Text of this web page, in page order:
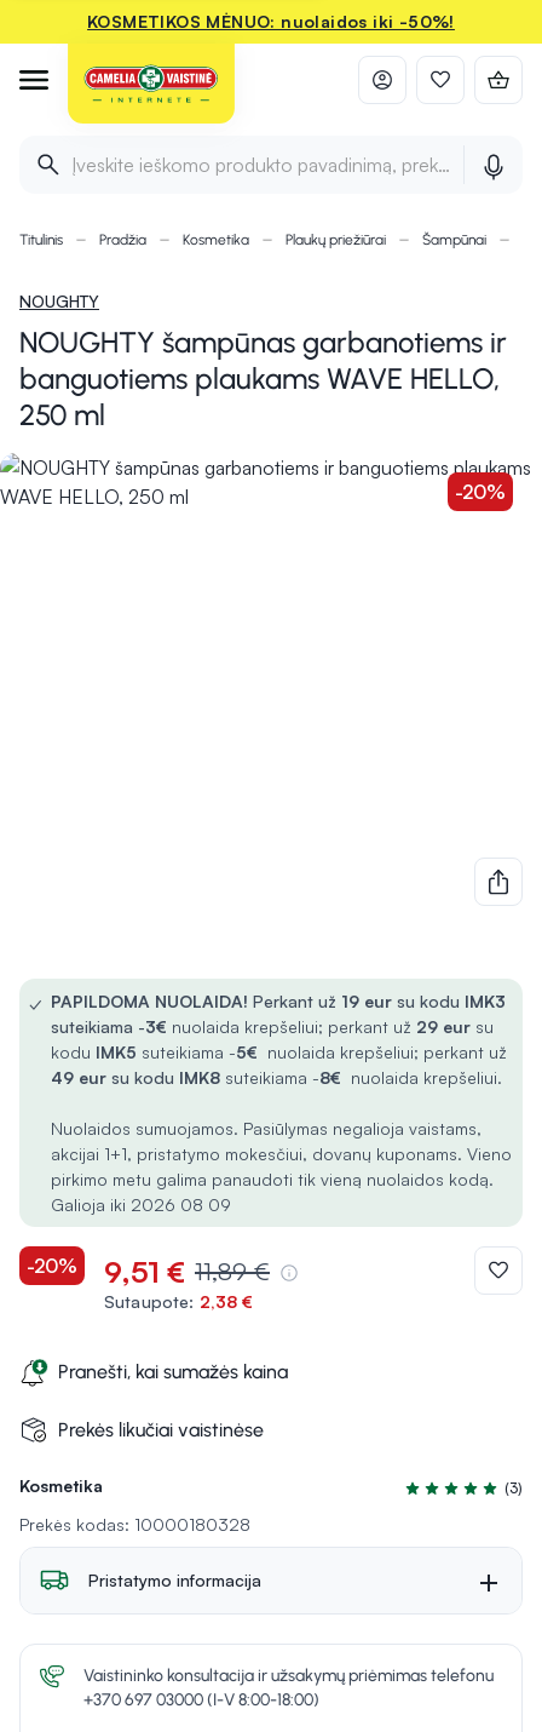
KOSMETIKOS MĖNUO: nuolaidos iki -50%!
Įveskite ieškomo produkto pavadinimą, prekės ženklą ir
Titulinis Pradžia Kosmetika Plaukų priežiūrai Šampūnai
NOUGHTY
NOUGHTY šampūnas garbanotiems ir
banguotiems plaukams WAVE HELLO,
250 ml
-20%
Kosmetika
Įvertinimas 5.0
(3)
Prekės kodas: 10000180328
✓ PAPILDOMA NUOLAIDA! Perkant už 19 eur su kodu IMK3
suteikiama -3€ nuolaida krepšeliui; perkant už 29 eur su
kodu IMK5 suteikiama -5€ nuolaida krepšeliui; perkant už
49 eur su kodu IMK8 suteikiama -8€ nuolaida krepšeliui.
Nuolaidos sumuojamos. Pasiūlymas negalioja vaistams,
akcijai 1+1, pristatymo mokesčiui, dovanų kuponams. Vieno
pirkimo metu galima panaudoti tik vieną nuolaidos kodą.
Galioja iki 2026 08 09
-20% 9,51 € 11,89 €
Sutaupote: 2,38 €
Pranešti, kai sumažės kaina
Prekės likučiai vaistinėse
Pristatymo informacija
Vaistininko konsultacija ir užsakymų priėmimas telefonu
+370 697 03000 (I-V 8:00-18:00)